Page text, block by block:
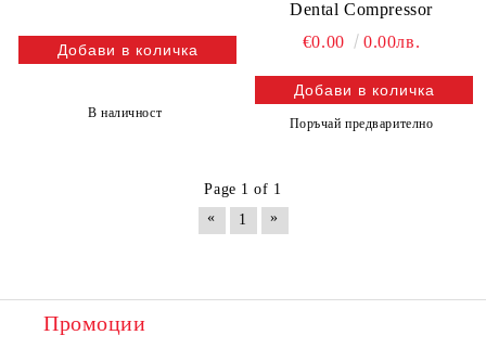
В наличност
Dental Compressor
€0.00
0.00лв.
Поръчай предварително
Page 1 of 1
«
1 »
Промоции